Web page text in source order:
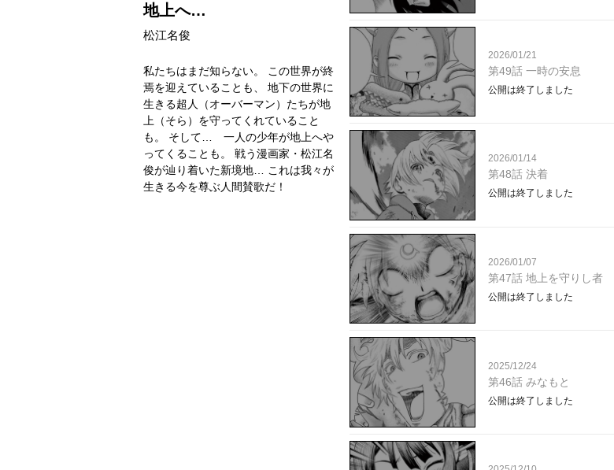
地上へ…
松江名俊
私たちはまだ知らない。 この世界が終
焉を迎えていることも、 地下の世界に
生きる超人（オーバーマン）たちが地
上（そら）を守ってくれていること
も。 そして… 一人の少年が地上へや
ってくることも。 戦う漫画家・松江名
俊が辿り着いた新境地… これは我々が
生きる今を尊ぶ人間賛歌だ！
2026/01/21
第49話 一時の安息
公開は終了しました
2026/01/14
第48話 決着
公開は終了しました
2026/01/07
第47話 地上を守りし者
公開は終了しました
2025/12/24
第46話 みなもと
公開は終了しました